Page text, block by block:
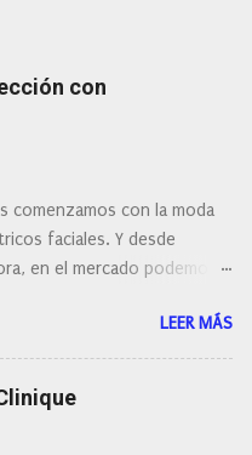
con
comenzamos con la moda
faciales. Y desde
en el mercado podemos
a pilas, a batería,
o de oscilación... y
los precios. Existe en la
que antes de hacer la
hacernos unas preguntas:
LEER MÁS